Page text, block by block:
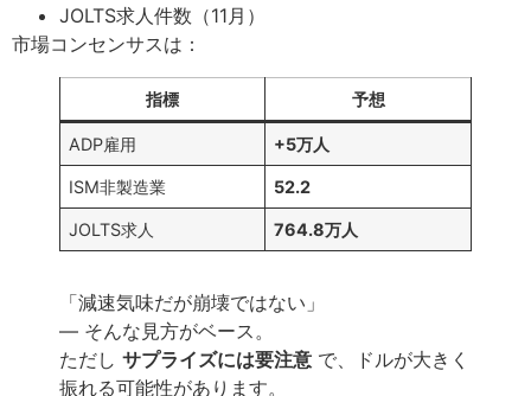
JOLTS求人件数（11月）
市場コンセンサスは：
指標 予想
ADP雇用 +5万人
ISM非製造業 52.2
JOLTS求人 764.8万人
「減速気味だが崩壊ではない」
— そんな見方がベース。
ただし サプライズには要注意 で、ドルが大きく
振れる可能性があります。